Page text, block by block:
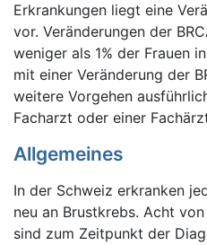
Erkrankungen liegt eine
vor. Veränderungen der
weniger als 1% der Frauen
mit einer Veränderung der
weitere Vorgehen
Facharzt oder einer
Allgemeines
In der Schweiz erkranken
neu an Brustkrebs. Acht
sind zum Zeitpunkt der